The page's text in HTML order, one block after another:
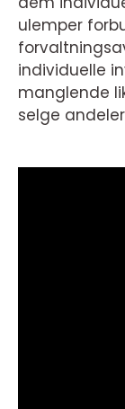
ulemper
individuelle
manglende
selge